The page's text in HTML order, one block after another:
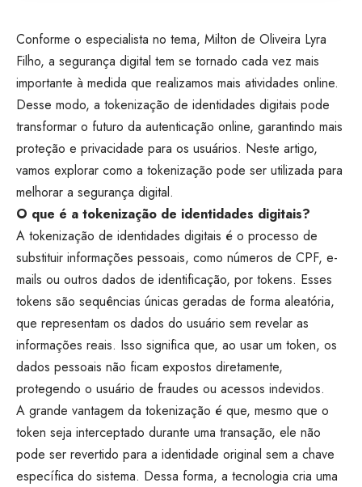
Conforme o especialista no tema, Milton de Oliveira Lyra
Filho, a segurança digital tem se tornado cada vez mais
importante à medida que realizamos mais atividades online.
Desse modo, a tokenização de identidades digitais pode
transformar o futuro da autenticação online, garantindo mais
proteção e privacidade para os usuários. Neste artigo,
vamos explorar como a tokenização pode ser utilizada para
melhorar a segurança digital.
O que é a tokenização de identidades digitais?
A tokenização de identidades digitais é o processo de
substituir informações pessoais, como números de CPF, e-
mails ou outros dados de identificação, por tokens. Esses
tokens são sequências únicas geradas de forma aleatória,
que representam os dados do usuário sem revelar as
informações reais. Isso significa que, ao usar um token, os
dados pessoais não ficam expostos diretamente,
protegendo o usuário de fraudes ou acessos indevidos.
A grande vantagem da tokenização é que, mesmo que o
token seja interceptado durante uma transação, ele não
pode ser revertido para a identidade original sem a chave
específica do sistema. Dessa forma, a tecnologia cria uma